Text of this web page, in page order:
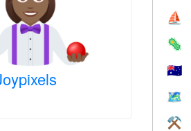
⛵️
🦠
🇦🇺
🗺️
⚒️